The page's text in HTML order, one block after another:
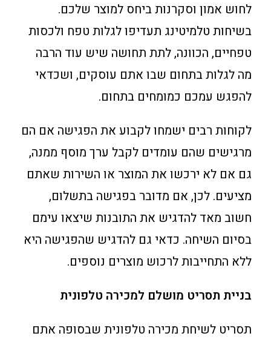
לחוש אמון וסקרנות ביחס למוצר שלכם.
בשיחות טלמיטינג תעדיפו לגלות טפח ולכסות
טפחיים, הכוונה, לתת תחושה שיש עוד הרבה
מה לגלות בתחום שבו אתם עוסקים, ושכדאי
להפגש עמכם כמומחים בתחום.
לקוחות רבים ישמחו לקבוע את הפגישה אם הם
מרגישים שהם עומדים לקבל ערך מוסף ממנה,
גם אם לא ירכשו את המוצר או השירות שאתם
מציעים. לכן, אם מדובר בפגישה בתשלום,
חשוב מאד להדגיש את התובנות שיצאו עימם
בסיום השיחה. כדאי גם להדגיש שהפגישה היא
ללא התחייבות לרכוש מוצרים נוספים.
בניית תסריט מושלם למכירה טלפונית
תסריט לשיחת מכירה טלפונית שבסופה אתם